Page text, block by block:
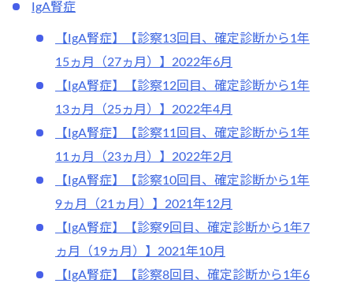
IgA腎症
【IgA腎症】【診察13回目、確定診断から1年
15ヵ月（27ヵ月）】2022年6月
【IgA腎症】【診察12回目、確定診断から1年
13ヵ月（25ヵ月）】2022年4月
【IgA腎症】【診察11回目、確定診断から1年
11ヵ月（23ヵ月）】2022年2月
【IgA腎症】【診察10回目、確定診断から1年
9ヵ月（21ヵ月）】2021年12月
【IgA腎症】【診察9回目、確定診断から1年7
ヵ月（19ヵ月）】2021年10月
【IgA腎症】【診察8回目、確定診断から1年6